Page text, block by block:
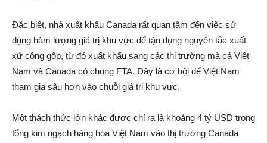
Đặc biệt, nhà xuất khẩu Canada rất quan tâm đến việc sử
dụng hàm lượng giá trị khu vực để tận dụng nguyên tắc xuất
xứ cộng gộp, từ đó xuất khẩu sang các thị trường mà cả Việt
Nam và Canada có chung FTA. Đây là cơ hội để Việt Nam
tham gia sâu hơn vào chuỗi giá trị khu vực.
Một thách thức lớn khác được chỉ ra là khoảng 4 tỷ USD trong
tổng kim ngạch hàng hóa Việt Nam vào thị trường Canada